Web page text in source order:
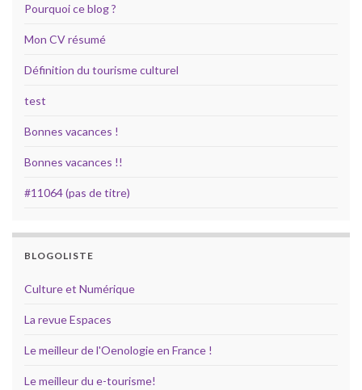
Pourquoi ce blog ?
Mon CV résumé
Définition du tourisme culturel
test
Bonnes vacances !
Bonnes vacances !!
#11064 (pas de titre)
BLOGOLISTE
Culture et Numérique
La revue Espaces
Le meilleur de l'Oenologie en France !
Le meilleur du e-tourisme!